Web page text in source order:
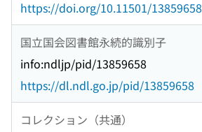
https://doi.org/10.11501/13859658
国立国会図書館永続的識別子
info:ndljp/pid/13859658
https://dl.ndl.go.jp/pid/13859658
コレクション（共通）